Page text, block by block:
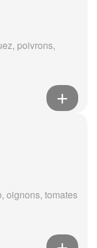
poivrons,
oignons, tomates